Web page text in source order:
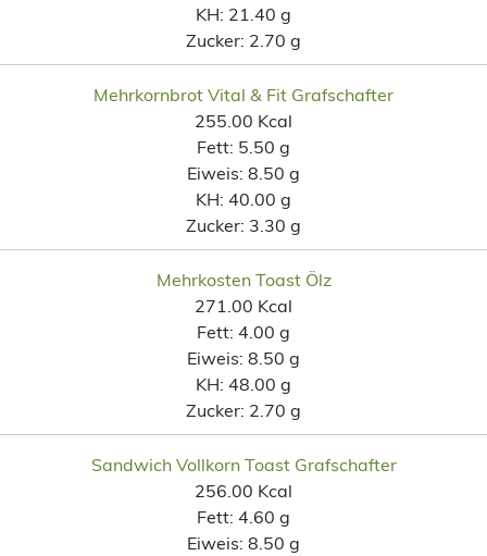
KH: 21.40 g
Zucker: 2.70 g
Mehrkornbrot Vital & Fit Grafschafter
255.00 Kcal
Fett: 5.50 g
Eiweis: 8.50 g
KH: 40.00 g
Zucker: 3.30 g
Mehrkosten Toast Ölz
271.00 Kcal
Fett: 4.00 g
Eiweis: 8.50 g
KH: 48.00 g
Zucker: 2.70 g
Sandwich Vollkorn Toast Grafschafter
256.00 Kcal
Fett: 4.60 g
Eiweis: 8.50 g